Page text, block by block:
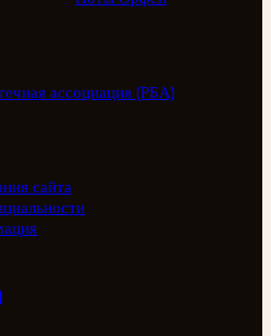
ассоциация (РБА)
сайта